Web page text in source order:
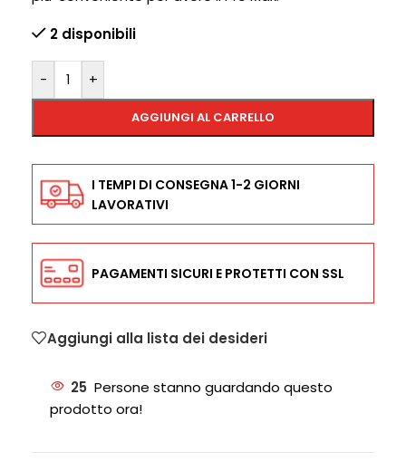
2 disponibili
- +
AGGIUNGI AL CARRELLO
I TEMPI DI CONSEGNA 1-2 GIORNI
LAVORATIVI
PAGAMENTI SICURI E PROTETTI CON SSL
Aggiungi alla lista dei desideri
25 Persone stanno guardando questo
prodotto ora!